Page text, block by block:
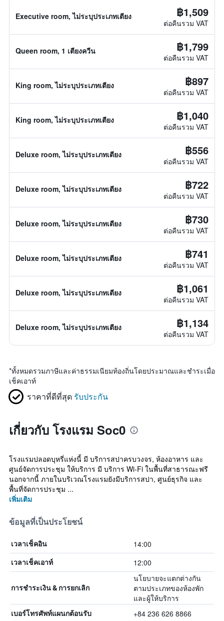
Executive room, ไม่ระบุประเภทเตียง ฿1,509
ต่อคืนรวม VAT
Queen room, 1 เตียงควีน ฿1,799
ต่อคืนรวม VAT
King room, ไม่ระบุประเภทเตียง ฿897
ต่อคืนรวม VAT
King room, ไม่ระบุประเภทเตียง ฿1,040
ต่อคืนรวม VAT
Deluxe room, ไม่ระบุประเภทเตียง ฿556
ต่อคืนรวม VAT
Deluxe room, ไม่ระบุประเภทเตียง ฿722
ต่อคืนรวม VAT
Deluxe room, ไม่ระบุประเภทเตียง ฿730
ต่อคืนรวม VAT
Deluxe room, ไม่ระบุประเภทเตียง ฿741
ต่อคืนรวม VAT
Deluxe room, ไม่ระบุประเภทเตียง ฿1,061
ต่อคืนรวม VAT
Deluxe room, ไม่ระบุประเภทเตียง ฿1,134
ต่อคืนรวม VAT
*ทั้งหมดรวมภาษีและค่าธรรมเนียมท้องถิ่นโดยประมาณและชำระเมื่อ
เช็คเอาท์
ราคาที่ดีที่สุด รับประกัน
เกี่ยวกับ โรงแรม Soc0
โรงแรมปลอดบุหรี่แห่งนี้ มี บริการสปาครบวงจร, ห้องอาหาร และ
ศูนย์จัดการประชุม ให้บริการ มี บริการ Wi-Fi ในพื้นที่สาธารณะฟรี
นอกจากนี้ ภายในบริเวณโรงแรมยังมีบริการสปา, ศูนย์ธุรกิจ และ
พื้นที่จัดการประชุม ...
เพิ่มเติม
ข้อมูลที่เป็นประโยชน์
เวลาเช็คอิน 14:00
เวลาเช็คเอาท์ 12:00
การชำระเงิน & การยกเลิก
นโยบายจะแตกต่างกัน
ตามประเภทของห้องพัก
และผู้ให้บริการ
เบอร์โทรศัพท์แผนกต้อนรับ +84 236 626 8866